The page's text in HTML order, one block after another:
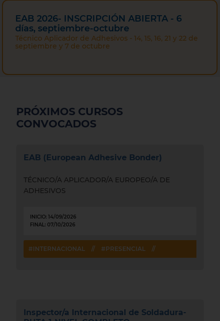
EAB 2026- INSCRIPCIÓN ABIERTA - 6
días, septiembre-octubre
Técnico Aplicador de Adhesivos - 14, 15, 16, 21 y 22 de
septiembre y 7 de octubre
PRÓXIMOS CURSOS
CONVOCADOS
EAB (European Adhesive Bonder)
TÉCNICO/A APLICADOR/A EUROPEO/A DE
ADHESIVOS
INICIO: 14/09/2026
FINAL: 07/10/2026
#INTERNACIONAL // #PRESENCIAL //
Inspector/a Internacional de Soldadura-